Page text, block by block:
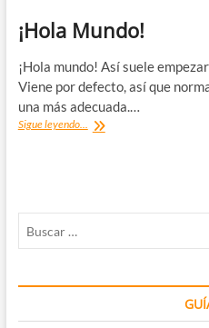
¡Hola Mundo!
¡Hola mundo! Así suele
Viene por defecto, así que
una más adecuada.…
Sigue leyendo... ¡Hola